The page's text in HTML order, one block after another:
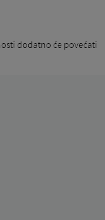
dodatno će povećati